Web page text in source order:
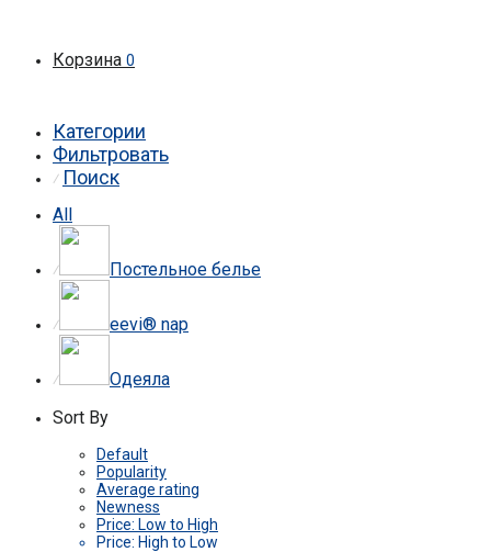
Корзина 0
Категории
Фильтровать
⁄ Поиск
All
⁄ Постельное белье
⁄ eevi® nap
⁄
Одеяла
Sort By
Default
Popularity
Average rating
Newness
Price: Low to High
Price: High to Low